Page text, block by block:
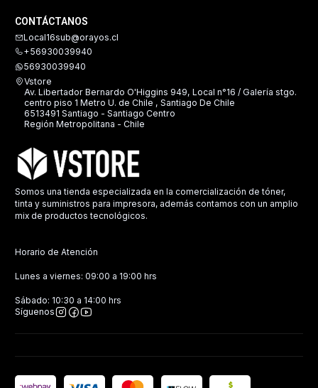
CONTÁCTANOS
Local16sub@orayos.cl
+56930039940
56930039940
Vstore
Av. Libertador Bernardo O'Higgins 949, Local n°16 / Galería stgo.
centro piso 1 Metro U. de Chile , Santiago De Chile
6513491 Santiago - Santiago Centro
Región Metropolitana - Chile
Somos una tienda especializada en la comercialización de tóner,
tinta y suministros para impresora, además contamos con un amplio
mix de productos tecnológicos.
Horario de Atención
Lunes a viernes: 09:00 a 19:00 hrs
Sábado: 10:30 a 14:00 hrs
Síguenos